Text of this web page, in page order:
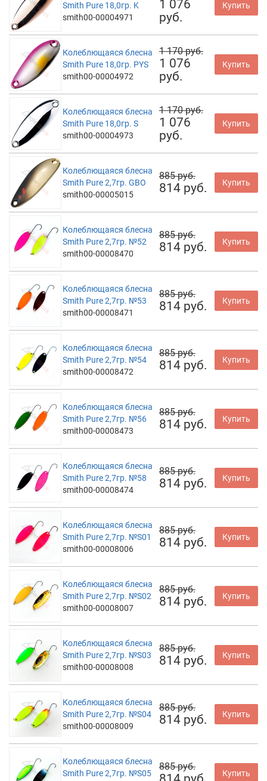
Smith Pure 18,0гр. K
smith00-00004971
1 076
руб.
Купить
Колеблющаяся блесна
Smith Pure 18,0гр. PYS
smith00-00004972
1 170 руб.
1 076
руб.
Купить
Колеблющаяся блесна
Smith Pure 18,0гр. S
smith00-00004973
1 170 руб.
1 076
руб.
Купить
Колеблющаяся блесна
Smith Pure 2,7гр. GBO
smith00-00005015
885 руб.
814 руб. Купить
Колеблющаяся блесна
Smith Pure 2,7гр. №52
smith00-00008470
885 руб.
814 руб. Купить
Колеблющаяся блесна
Smith Pure 2,7гр. №53
smith00-00008471
885 руб.
814 руб. Купить
Колеблющаяся блесна
Smith Pure 2,7гр. №54
smith00-00008472
885 руб.
814 руб. Купить
Колеблющаяся блесна
Smith Pure 2,7гр. №56
smith00-00008473
885 руб.
814 руб. Купить
Колеблющаяся блесна
Smith Pure 2,7гр. №58
smith00-00008474
885 руб.
814 руб. Купить
Колеблющаяся блесна
Smith Pure 2,7гр. №S01
smith00-00008006
885 руб.
814 руб. Купить
Колеблющаяся блесна
Smith Pure 2,7гр. №S02
smith00-00008007
885 руб.
814 руб. Купить
Колеблющаяся блесна
Smith Pure 2,7гр. №S03
smith00-00008008
885 руб.
814 руб. Купить
Колеблющаяся блесна
Smith Pure 2,7гр. №S04
smith00-00008009
885 руб.
814 руб. Купить
Колеблющаяся блесна
Smith Pure 2,7гр. №S05
885 руб.
Купить